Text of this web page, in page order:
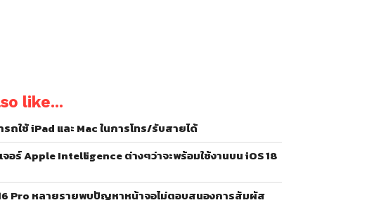
like...
รถใช้ iPad และ Mac ในการโทร/รับสายได้
จอร์ Apple Intelligence ต่างๆว่าจะพร้อมใช้งานบน iOS 18
Pro หลายรายพบปัญหาหน้าจอไม่ตอบสนองการสัมผัส